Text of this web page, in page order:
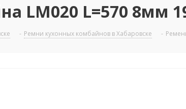
LM020 L=570 8мм
- Ремни кухонных комбайнов в Хабаровске -